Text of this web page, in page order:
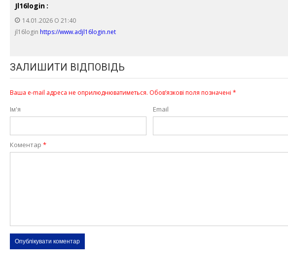
Jl16login :
14.01.2026 О 21:40
jl16login https://www.adjl16login.net
ЗАЛИШИТИ ВІДПОВІДЬ
Ваша e-mail адреса не оприлюднюватиметься. Обов’язкові поля позначені *
Ім'я Email
Коментар *